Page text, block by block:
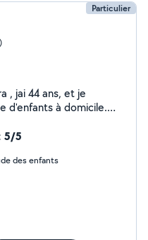
Particulier
d'enfants à domicile.
de juillet et août, je
enfants, que ce soit
Sérieuse,
également proposer
selon leur âge et leurs
5/5
des enfants